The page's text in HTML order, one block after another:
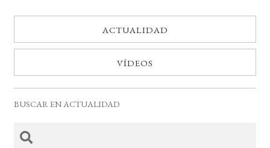
ACTUALIDAD
VÍDEOS
BUSCAR EN ACTUALIDAD